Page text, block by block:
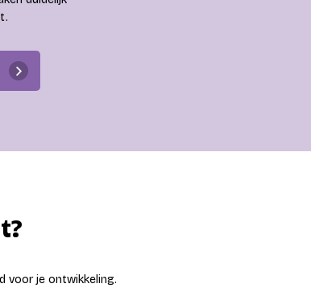
voor je ontwikkeling.